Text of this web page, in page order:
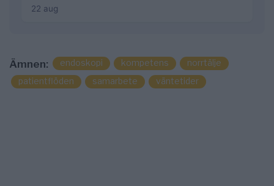
22 aug
Ämnen: endoskopi kompetens
norrtälje
patientflöden
samarbete väntetider